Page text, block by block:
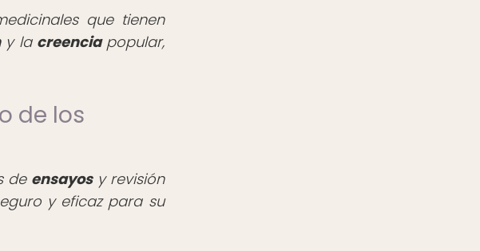
que tienen
y la creenciapopular,
de los
de ensayosy revisión
y eficaz para su